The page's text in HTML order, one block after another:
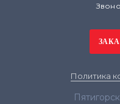
Политика